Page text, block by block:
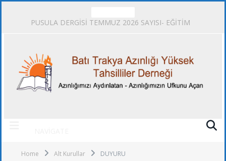
PUSULA DERGİSİ TEMMUZ 2026 SAYISI- EĞİTİM
Home Alt Kurullar DUYURU